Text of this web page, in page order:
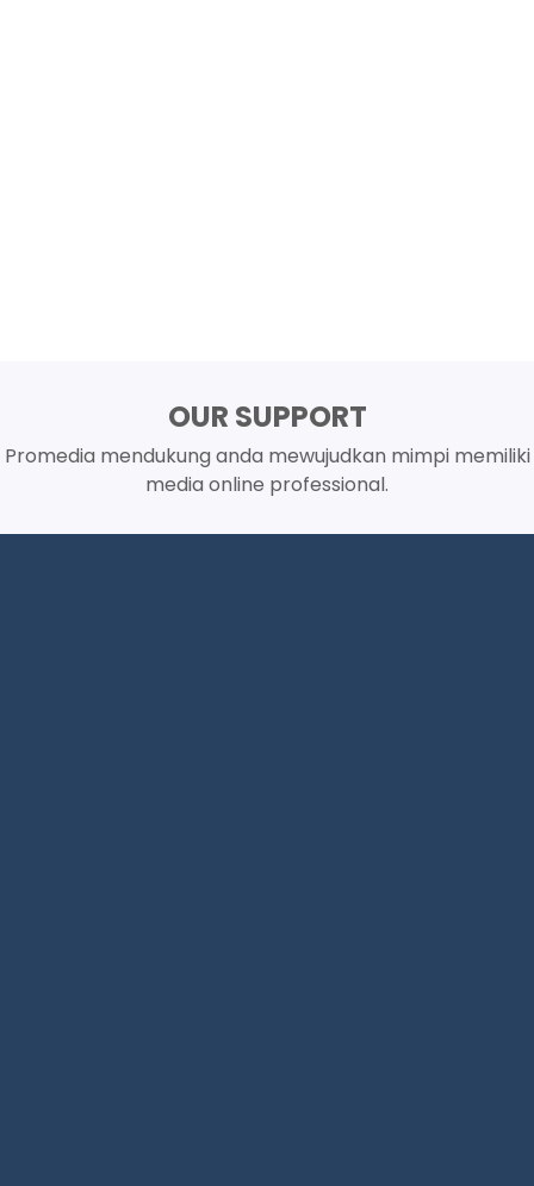
OUR SUPPORT
Promedia mendukung anda mewujudkan mimpi memiliki
media online professional.